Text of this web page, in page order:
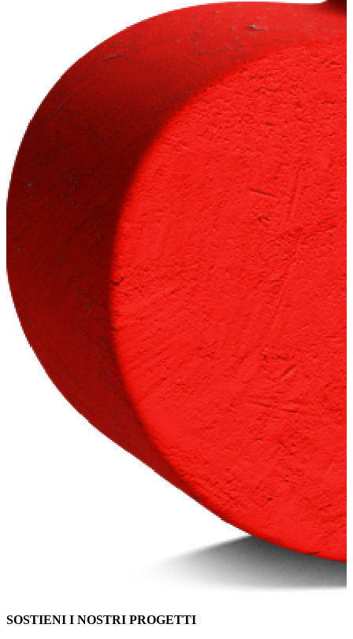
SOSTIENI I NOSTRI PROGETTI